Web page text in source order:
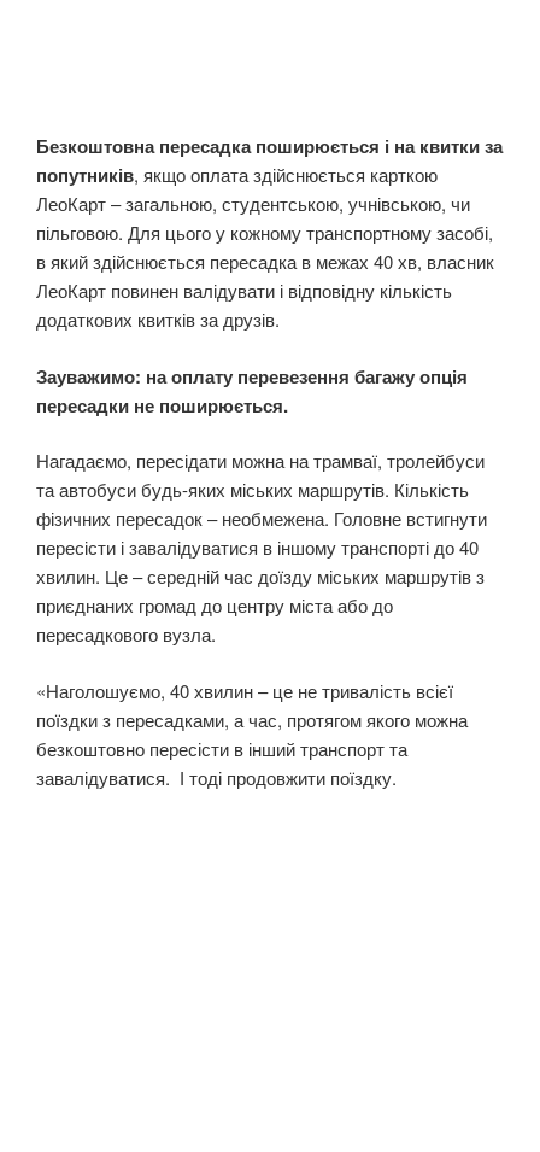
Безкоштовна пересадка поширюється і на квитки за
попутників, якщо оплата здійснюється карткою
ЛеоКарт – загальною, студентською, учнівською, чи
пільговою. Для цього у кожному транспортному засобі,
в який здійснюється пересадка в межах 40 хв, власник
ЛеоКарт повинен валідувати і відповідну кількість
додаткових квитків за друзів.
Зауважимо: на оплату перевезення багажу опція
пересадки не поширюється.
Нагадаємо, пересідати можна на трамваї, тролейбуси
та автобуси будь-яких міських маршрутів. Кількість
фізичних пересадок – необмежена. Головне встигнути
пересісти і завалідуватися в іншому транспорті до 40
хвилин. Це – середній час доїзду міських маршрутів з
приєднаних громад до центру міста або до
пересадкового вузла.
«Наголошуємо, 40 хвилин – це не тривалість всієї
поїздки з пересадками, а час, протягом якого можна
безкоштовно пересісти в інший транспорт та
завалідуватися. І тоді продовжити поїздку.